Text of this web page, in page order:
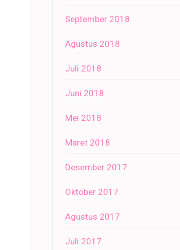
September 2018
Agustus 2018
Juli 2018
Juni 2018
Mei 2018
Maret 2018
Desember 2017
Oktober 2017
Agustus 2017
Juli 2017